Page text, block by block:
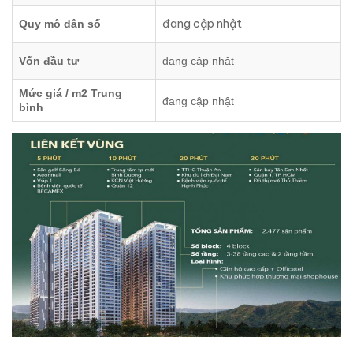
Quy mô dân số đang cập nhật
Vốn đầu tư đang cập nhật
Mức giá / m2 Trung
bình
đang cập nhật